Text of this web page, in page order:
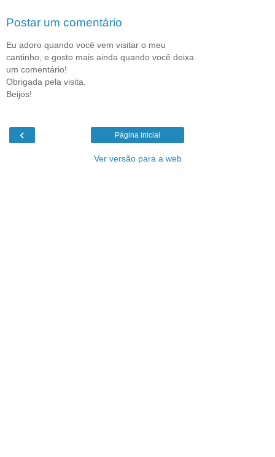
Postar um comentário
Eu adoro quando você vem visitar o meu
cantinho, e gosto mais ainda quando você deixa
um comentário!
Obrigada pela visita.
Beijos!
‹ Página inicial
Ver versão para a web